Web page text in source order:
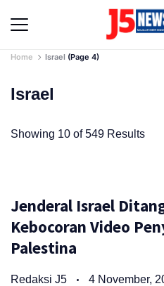
content
Home Israel (Page 4)
Israel
Showing 10 of 549 Results
Jenderal Israel
Kebocoran Video
Palestina
Redaksi J5 4 November,